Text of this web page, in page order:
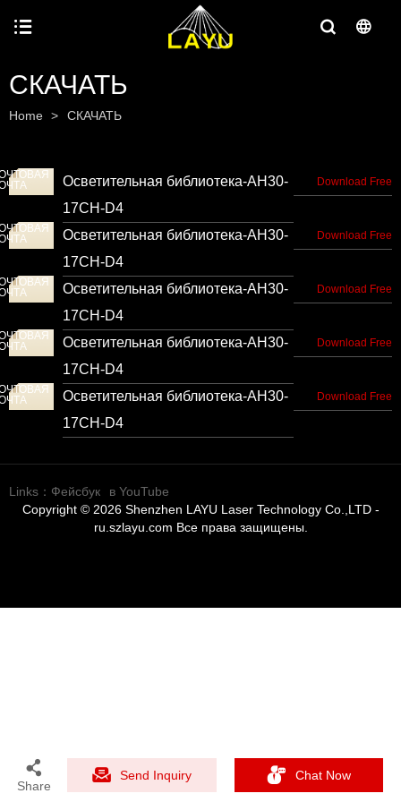
СКАЧАТЬ
Home > СКАЧАТЬ
Осветительная библиотека-AH30-
17CH-D4
Download Free
Осветительная библиотека-AH30-
17CH-D4
Download Free
Осветительная библиотека-AH30-
17CH-D4
Download Free
Осветительная библиотека-AH30-
17CH-D4
Download Free
Осветительная библиотека-AH30-
17CH-D4
Download Free
Links： Фейсбук
в YouTube
Copyright © 2026 Shenzhen LAYU Laser Technology Co.,LTD -
ru.szlayu.com Все права защищены.
Share
Send Inquiry Chat Now